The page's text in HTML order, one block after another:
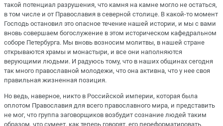
такой потенциал разрушения, что камня на камне могло не остаться,
в том числе и от Православия в северной столице. В какой-то момент
Господь остановил это опасное течение нашей истории, и мы с вами
вновь совершаем богослужение в этом историческом кафедральном
соборе Петербурга. Мы вновь возносим молитвы, в нашей стране
открываются храмы и монастыри, и все они наполняются
верующими людьми. И радуюсь тому, что в наших общинах сегодня
так много православной молодежи, что она активна, что у нее своя
правильная жизненная позиция.
Но ведь, наверное, никто в Российской империи, которая была
оплотом Православия для всего православного мира, и представить
не мог, что группа заговорщиков возбудит сознание людей таким
образом, что сумеет, как теперь говорят, его переформатировать,